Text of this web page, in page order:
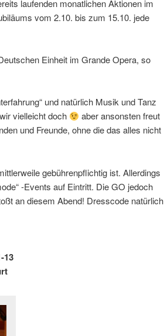
laufenden monatlichen Aktionen im
vom 2.10. bis zum 15.10. jede
Einheit im Grande Opera, so
und natürlich Musik und Tanz
vielleicht doch
aber ansonsten freut
und Freunde, ohne die das alles nicht
gebührenpflichtig ist. Allerdings
-Events auf Eintritt. Die GO jedoch
an diesem Abend! Dresscode natürlich
13